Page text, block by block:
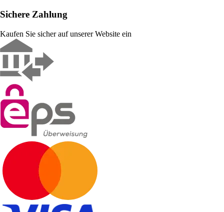
Sichere Zahlung
Kaufen Sie sicher auf unserer Website ein